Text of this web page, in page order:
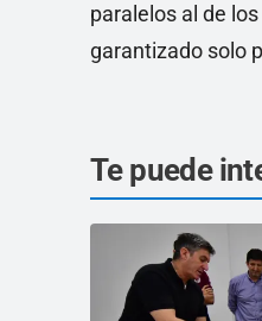
paralelos al de
garantizado solo
Te puede